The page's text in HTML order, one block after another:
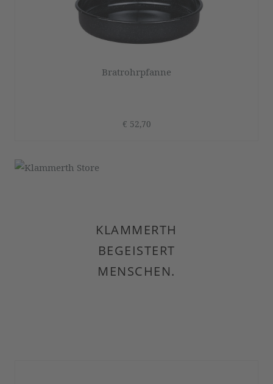
Bratrohrpfanne
€ 52,70
KLAMMERTH
BEGEISTERT
MENSCHEN.